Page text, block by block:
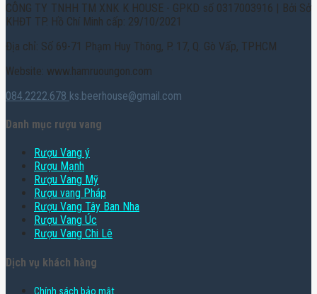
CÔNG TY TNHH TM XNK K HOUSE - GPKD số 0317003916 | Bởi Sở
KHĐT TP. Hồ Chí Minh cấp: 29/10/2021
Địa chỉ: Số 69-71 Phạm Huy Thông, P. 17, Q. Gò Vấp, TPHCM
Website: www.hamruoungon.com
084.2222.678 ks.beerhouse@gmail.com
Danh mục rượu vang
Rượu Vang ý
Rượu Mạnh
Rượu Vang Mỹ
Rượu vang Pháp
Rượu Vang Tây Ban Nha
Rượu Vang Úc
Rượu Vang Chi Lê
Dịch vụ khách hàng
Chính sách bảo mật